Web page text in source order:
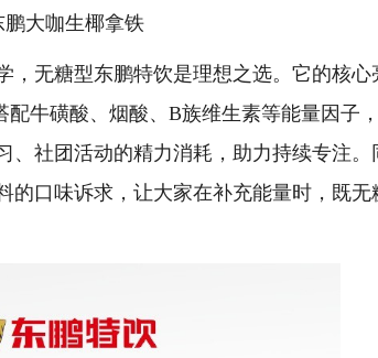
鹏大咖生椰拿铁
糖型东鹏特饮是理想之选。它的核心
牛磺酸、烟酸、B族维生素等能量因子
、社团活动的精力消耗，助力持续专注。
口味诉求，让大家在补充能量时，既无